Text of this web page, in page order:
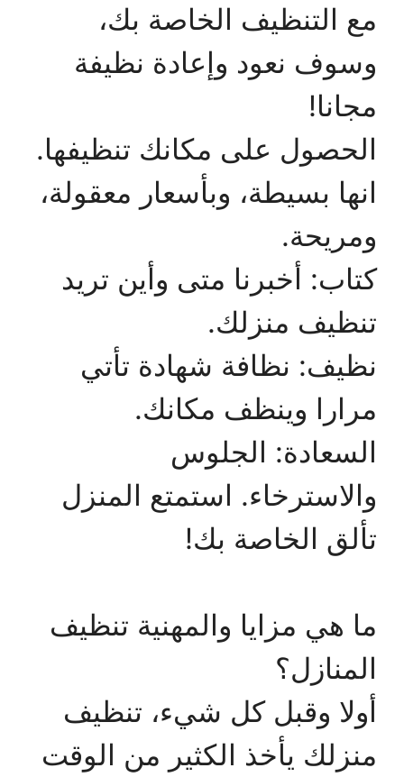
مع التنظيف الخاصة بك،
وسوف نعود وإعادة نظيفة
مجانا!
الحصول على مكانك تنظيفها.
انها بسيطة، وبأسعار معقولة،
ومريحة.
كتاب: أخبرنا متى وأين تريد
تنظيف منزلك.
نظيف: نظافة شهادة تأتي
مرارا وينظف مكانك.
السعادة: الجلوس
والاسترخاء. استمتع المنزل
تألق الخاصة بك!
ما هي مزايا والمهنية تنظيف
المنازل؟
أولا وقبل كل شيء، تنظيف
منزلك يأخذ الكثير من الوقت